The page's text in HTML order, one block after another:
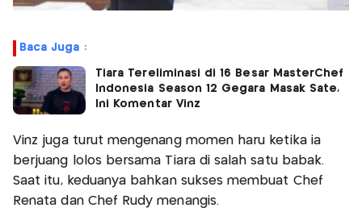
Baca Juga :
Tiara Tereliminasi di 16 Besar MasterChef
Indonesia Season 12 Gegara Masak Sate,
Ini Komentar Vinz
Vinz juga turut mengenang momen haru ketika ia
berjuang lolos bersama Tiara di salah satu babak.
Saat itu, keduanya bahkan sukses membuat Chef
Renata dan Chef Rudy menangis.